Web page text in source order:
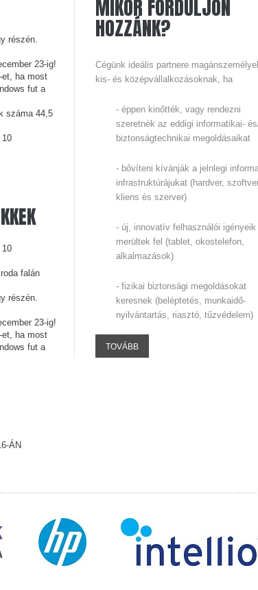
részén.
23-ig!
et, ha most
fut a
száma 44,5
10
10
falán
részén.
23-ig!
et, ha most
fut a
ÁN
MIKOR FORDULJON
HOZZÁNK?
Cégünk ideális partnere
kis- és középvállalkozásoknak, ha
- éppen kinőtték, vagy rendezni
szeretnék az eddigi informatikai-
biztonságtechnikai megoldásaikat
- bővíteni kívánják a jelnlegi
infrastruktúrájukat (hardver,
kliens és szerver)
- új, innovatív felhasználói igényeik
merültek fel (tablet, okostelefon,
alkalmazások)
- fizikai biztonsági megoldásokat
keresnek (beléptetés, munkaidő-
nyilvántartás, riasztó, tűzvédelem)
TOVÁBB